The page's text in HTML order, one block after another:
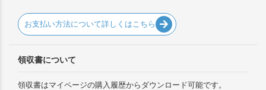
お支払い方法について詳しくはこちら
領収書について
領収書はマイページの購入履歴からダウンロード可能です。